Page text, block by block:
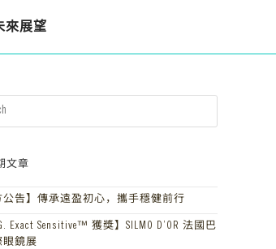
來展望
文章
公告】傳承遠盈初心，攜手穩健前行
Exact Sensitive™ 獲獎】SILMO D’OR 法國巴
眼鏡展